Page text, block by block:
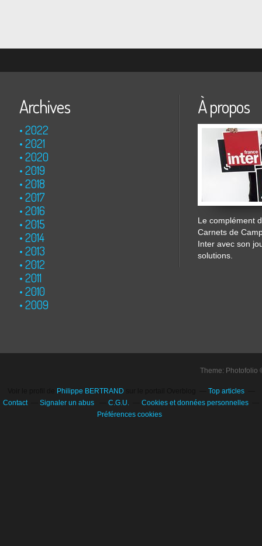
Archives
2022
2021
2020
2019
2018
2017
2016
2015
2014
2013
2012
2011
2010
2009
À propos
Le complément
Carnets de
Inter avec son
solutions.
Theme:
Philippe BERTRAND
Top articles
Contact
Signaler un abus C.G.U.
Cookies et données personnelles
Préférences cookies